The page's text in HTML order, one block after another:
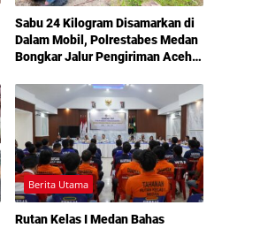
Sabu 24 Kilogram Disamarkan di
Dalam Mobil, Polrestabes Medan
Bongkar Jalur Pengiriman Aceh-
Berita Utama
Rutan Kelas I Medan Bahas